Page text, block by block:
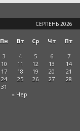
СЕРПЕНЬ 2026
Пн Вт Ср Чт Пт
« Чер
3
4 5 6 7
10
11 12 13 14
17
18 19 20 21
24
25 26 27 28
31